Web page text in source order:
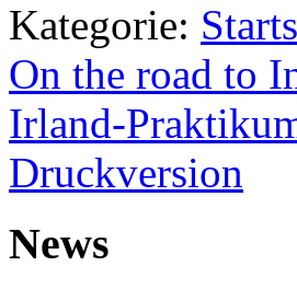
Kategorie:
On the road to
Irland-
Druckversion
News